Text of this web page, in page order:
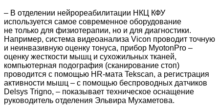
– В отделении нейрореабилитации НКЦ КФУ
используется самое современное оборудование
не только для физиотерапии, но и для диагностики.
Например, система видеоанализа Vicon проводит точную
и неинвазивную оценку тонуса, прибор MyotonPro –
оценку жесткости мышц и сухожильных тканей,
компьютерная подография (сканирование стоп)
проводится с помощью HR-мата Tekscan, а регистрация
активности мышц – с помощью беспроводных датчиков
Delsys Trigno, – показывает техническое оснащение
руководитель отделения Эльвира Мухаметова.